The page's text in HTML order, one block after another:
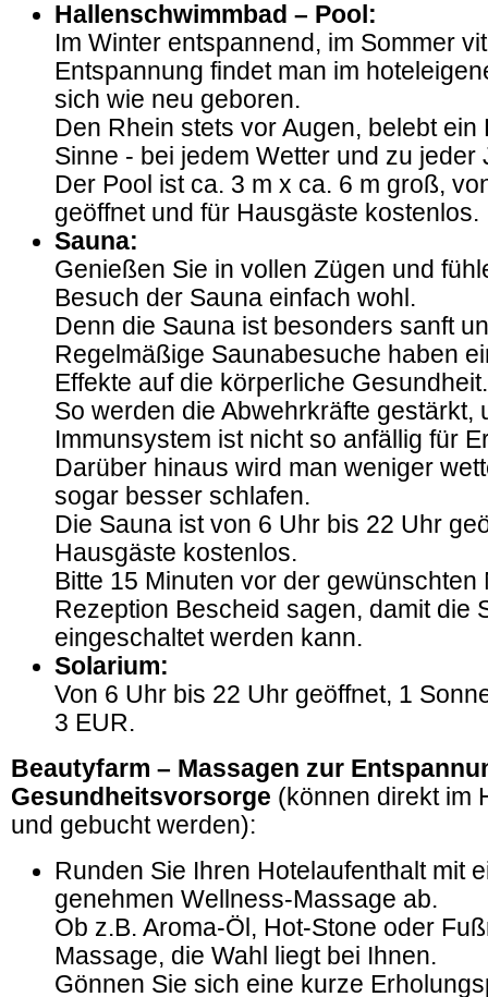
Hallenschwimmbad – Pool:
Im Winter entspannend, im Sommer
Entspannung findet man im
sich wie neu geboren.
Den Rhein stets vor Augen, belebt ein
Sinne - bei jedem Wetter und zu jeder
Der Pool ist ca. 3 m x ca. 6 m groß,
geöffnet und für Hausgäste kostenlos.
Sauna:
Genießen Sie in vollen Zügen und
Besuch der Sauna einfach wohl.
Denn die Sauna ist besonders sanft
Regelmäßige Saunabesuche haben
Effekte auf die körperliche Gesundheit.
So werden die Abwehrkräfte gestärkt,
Immunsystem ist nicht so anfällig für
Darüber hinaus wird man weniger
sogar besser schlafen.
Die Sauna ist von 6 Uhr bis 22 Uhr
Hausgäste kostenlos.
Bitte 15 Minuten vor der gewünschten
Rezeption Bescheid sagen, damit die
eingeschaltet werden kann.
Solarium:
Von 6 Uhr bis 22 Uhr geöffnet, 1
3 EUR.
Beautyfarm – Massagen zur
Gesundheitsvorsorge (können direkt im
und gebucht werden):
Runden Sie Ihren Hotelaufenthalt mit
genehmen Wellness-Massage ab.
Ob z.B. Aroma-Öl, Hot-Stone oder
Massage, die Wahl liegt bei Ihnen.
Gönnen Sie sich eine kurze